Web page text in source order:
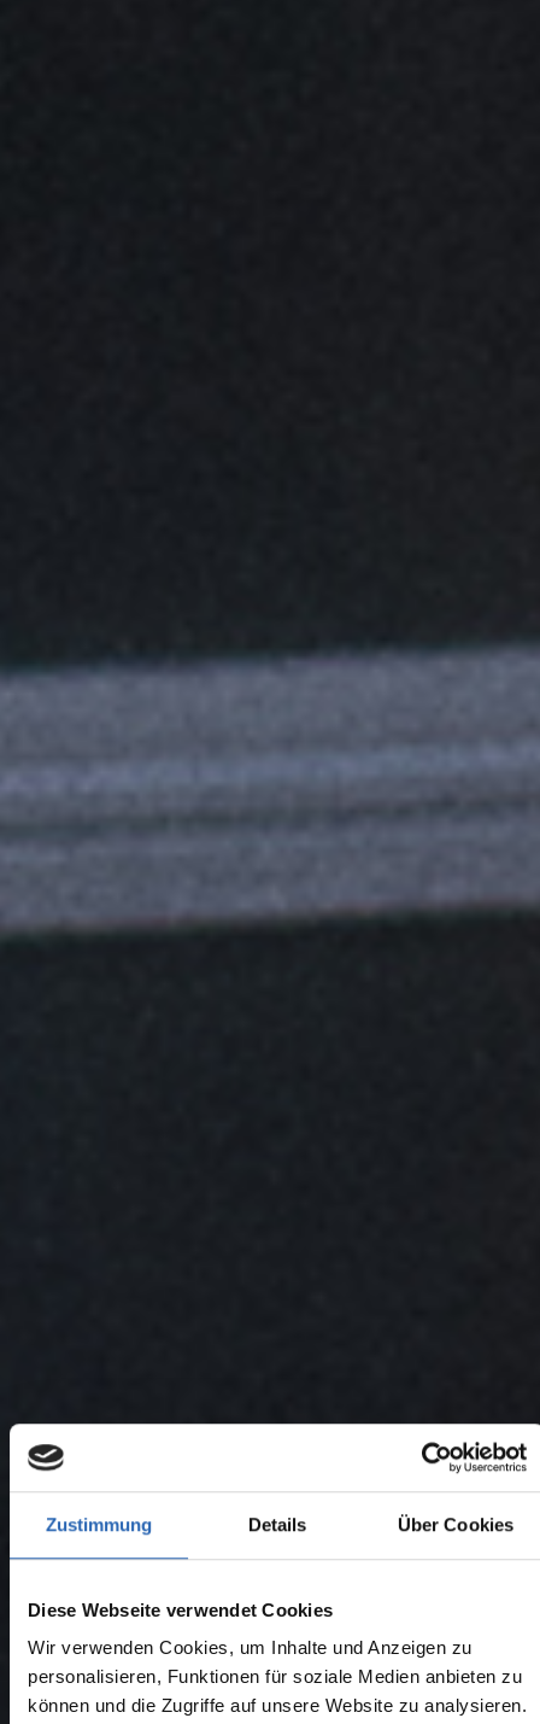
Zustimmung Details Über Cookies
Diese Webseite verwendet Cookies
Wir verwenden Cookies, um Inhalte und Anzeigen zu
personalisieren, Funktionen für soziale Medien anbieten zu
können und die Zugriffe auf unsere Website zu analysieren.